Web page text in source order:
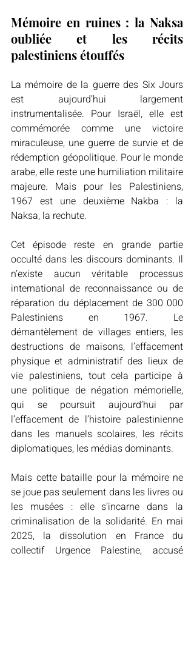
Mémoire en ruines : la Naksa
oubliée et les récits
palestiniens étouffés
La mémoire de la guerre des Six Jours
est aujourd’hui largement
instrumentalisée. Pour Israël, elle est
commémorée comme une victoire
miraculeuse, une guerre de survie et de
rédemption géopolitique. Pour le monde
arabe, elle reste une humiliation militaire
majeure. Mais pour les Palestiniens,
1967 est une deuxième Nakba : la
Naksa, la rechute.
Cet épisode reste en grande partie
occulté dans les discours dominants. Il
n’existe aucun véritable processus
international de reconnaissance ou de
réparation du déplacement de 300 000
Palestiniens en 1967. Le
démantèlement de villages entiers, les
destructions de maisons, l’effacement
physique et administratif des lieux de
vie palestiniens, tout cela participe à
une politique de négation mémorielle,
qui se poursuit aujourd’hui par
l’effacement de l’histoire palestinienne
dans les manuels scolaires, les récits
diplomatiques, les médias dominants.
Mais cette bataille pour la mémoire ne
se joue pas seulement dans les livres ou
les musées : elle s’incarne dans la
criminalisation de la solidarité. En mai
2025, la dissolution en France du
collectif Urgence Palestine, accusé